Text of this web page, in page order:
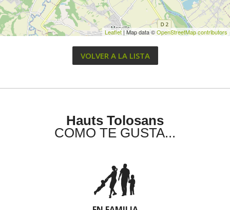
Leaflet| Map data ©OpenStreetMap contributors
VOLVER A LA LISTA
Hauts Tolosans
COMO TE GUSTA...